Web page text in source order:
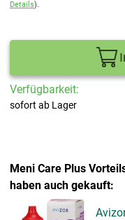
Details).
Verfügbarkeit:
sofort ab Lager
Meni Care Plus
haben auch gekauft: